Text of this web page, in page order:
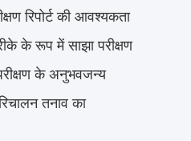
रिपोर्ट की आवश्यकता
के रूप में साझा परीक्षण
के अनुभवजन्य
तनाव का